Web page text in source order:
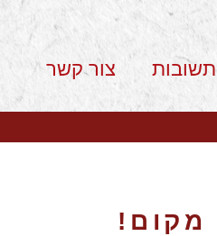
צור קשר
מקום!